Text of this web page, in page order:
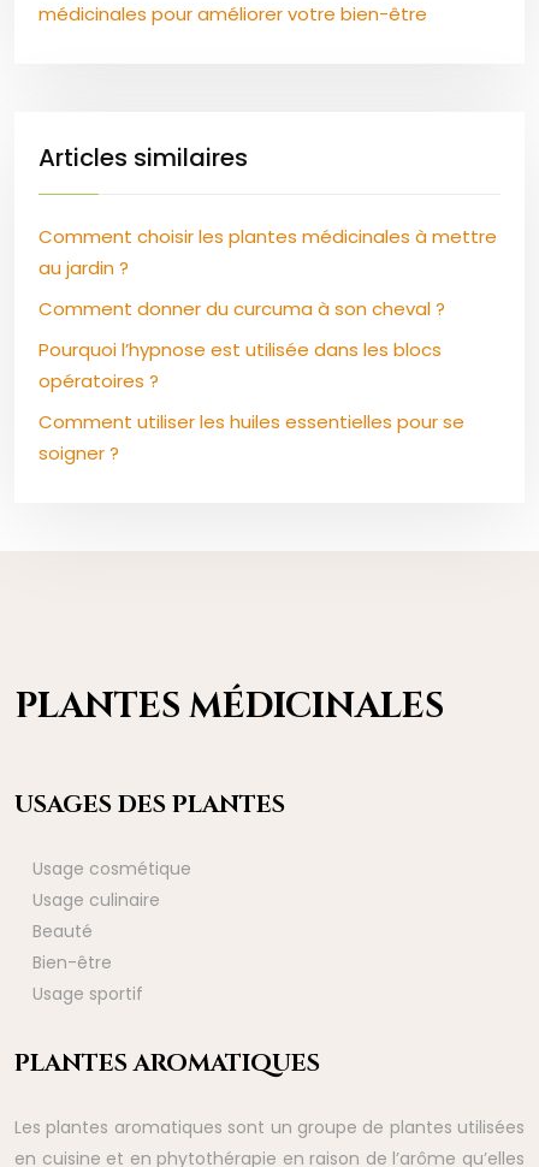
médicinales pour améliorer votre bien-être
Articles similaires
Comment choisir les plantes médicinales à mettre
au jardin ?
Comment donner du curcuma à son cheval ?
Pourquoi l’hypnose est utilisée dans les blocs
opératoires ?
Comment utiliser les huiles essentielles pour se
soigner ?
PLANTES MÉDICINALES
USAGES DES PLANTES
Usage cosmétique
Usage culinaire
Beauté
Bien-être
Usage sportif
PLANTES AROMATIQUES
Les plantes aromatiques sont un groupe de plantes utilisées
en cuisine et en phytothérapie en raison de l’arôme qu’elles